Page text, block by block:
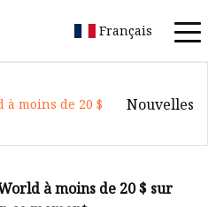
Français
à moins de 20 $
Nouvelles
à moins de 20 $ sur